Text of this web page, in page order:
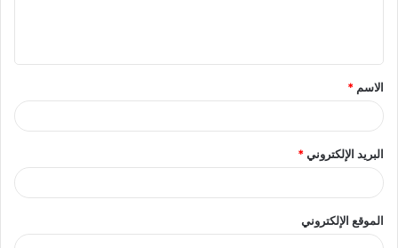
ق
*
الاسم *
البريد الإلكتروني*
الموقع الإلكتروني